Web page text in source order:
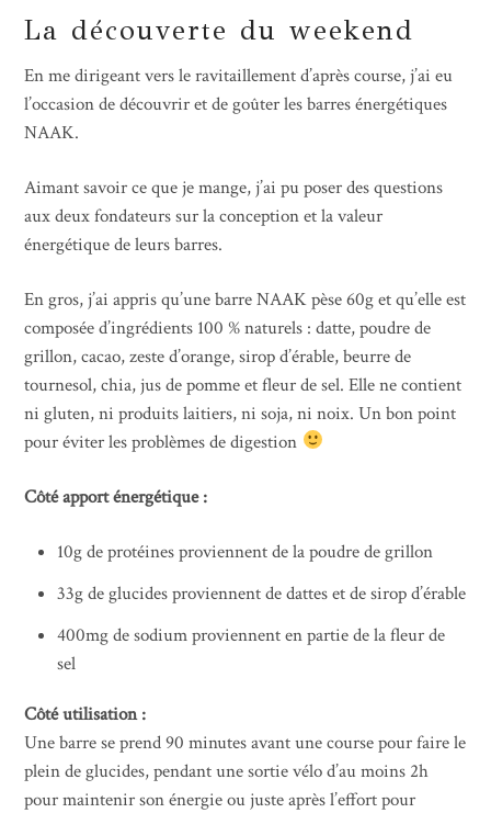
La découverte du weekend
En me dirigeant vers le ravitaillement d’après course, j’ai eu
l’occasion de découvrir et de goûter les barres énergétiques
NAAK.
Aimant savoir ce que je mange, j’ai pu poser des questions
aux deux fondateurs sur la conception et la valeur
énergétique de leurs barres.
En gros, j’ai appris qu’une barre NAAK pèse 60g et qu’elle est
composée d’ingrédients 100 % naturels : datte, poudre de
grillon, cacao, zeste d’orange, sirop d’érable, beurre de
tournesol, chia, jus de pomme et fleur de sel. Elle ne contient
ni gluten, ni produits laitiers, ni soja, ni noix. Un bon point
pour éviter les problèmes de digestion
Côté apport énergétique :
10g de protéines proviennent de la poudre de grillon
33g de glucides proviennent de dattes et de sirop d’érable
400mg de sodium proviennent en partie de la fleur de
sel
Côté utilisation :
Une barre se prend 90 minutes avant une course pour faire le
plein de glucides, pendant une sortie vélo d’au moins 2h
pour maintenir son énergie ou juste après l’effort pour